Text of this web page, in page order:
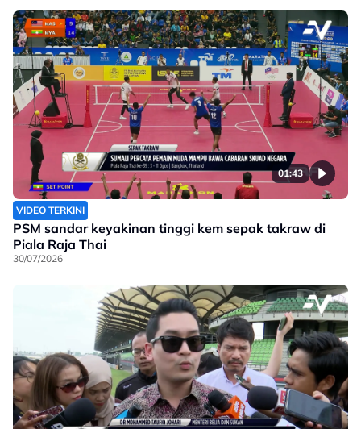
01:43
VIDEO TERKINI
PSM sandar keyakinan tinggi kem sepak takraw di
Piala Raja Thai
30/07/2026